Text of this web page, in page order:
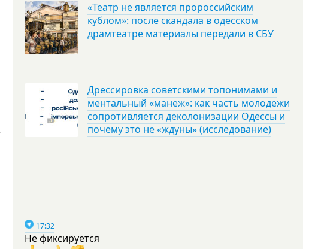
«Театр не является пророссийским
кублом»: после скандала в одесском
драмтеатре материалы передали в СБУ
Дрессировка советскими топонимами и
ментальный «манеж»: как часть молодежи
сопротивляется деколонизации Одессы и
почему это не «ждуны» (исследование)
17:32
Не фиксируется